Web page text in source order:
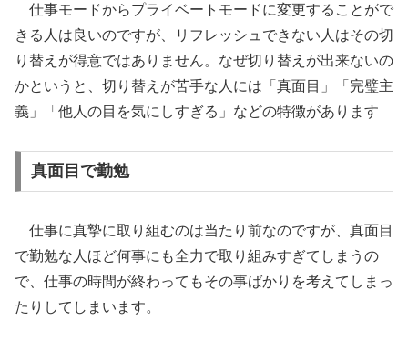
仕事モードからプライベートモードに変更することがで
きる人は良いのですが、リフレッシュできない人はその切
り替えが得意ではありません。なぜ切り替えが出来ないの
かというと、切り替えが苦手な人には「真面目」「完璧主
義」「他人の目を気にしすぎる」などの特徴があります
真面目で勤勉
仕事に真摯に取り組むのは当たり前なのですが、真面目
で勤勉な人ほど何事にも全力で取り組みすぎてしまうの
で、仕事の時間が終わってもその事ばかりを考えてしまっ
たりしてしまいます。